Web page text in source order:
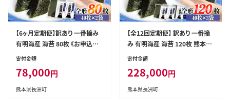
【6ヶ月定期便】訳あり 一番摘み
有明海産 海苔 80枚 《お申込み
月の翌月から出荷開始》熊本県
40枚入り×2袋 計6回定期 長洲
町---fn_ntei_r7_78000_80m_
寄付金額
78,000円
熊本県長洲町
【全12回定期便】 訳あり 一番摘
み 有明海産 海苔 120枚 熊本県
産（有明海産） 海苔 定期便 全形
み月翌月以降の出荷月から出荷
開始》隔月お届け 計1440枚---fn
寄付金額
228,000円
熊本県長洲町